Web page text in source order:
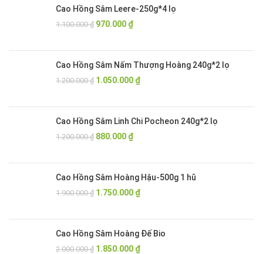
Cao Hồng Sâm Leere-250g*4 lọ
1.100.000₫ Giá
970.000 ₫Giá
970.000 ₫.
Cao Hồng Sâm Nấm Thượng Hoàng 240g*2 lọ
1.200.000₫ Giá
1.050.000 ₫Giá
1.050.000 ₫.
Cao Hồng Sâm Linh Chi Pocheon 240g*2 lọ
1.200.000₫ Giá
880.000 ₫Giá
880.000 ₫.
Cao Hồng Sâm Hoàng Hậu-500g 1 hũ
1.900.000₫ Giá
1.750.000 ₫Giá
1.750.000 ₫.
Cao Hồng Sâm Hoàng Đế Bio
2.000.000₫ Giá
1.850.000 ₫Giá